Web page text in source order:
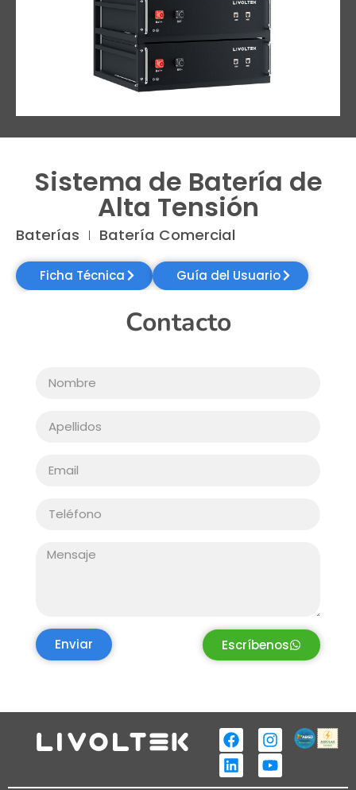
Sistema de Batería de
Alta Tensión
Baterías Batería Comercial
Ficha Técnica Guía del Usuario
Contacto
Enviar Escríbenos